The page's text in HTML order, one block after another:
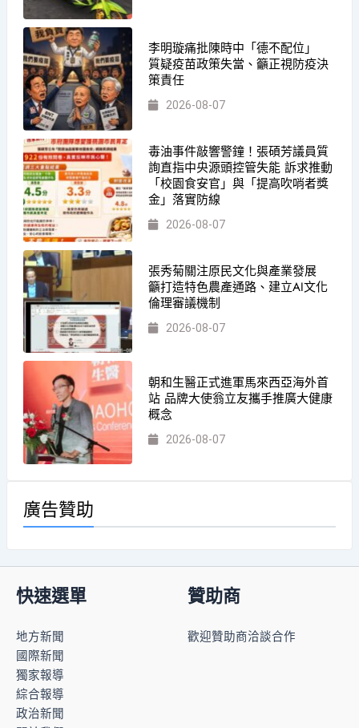
李明璇痛批陳時中「德不配位」
質疑疫苗政策失當、籲正視防疫決
策責任
2026-08-07
毒油事件敲響警鐘！張碩芳議員質
詢直指中央源頭控管失能 訴求推動
「校園食安官」與「提高吹哨者獎
金」落實防線
2026-08-07
張秀菊關注原民文化與產業發展
籲打造特色農產通路、建立AI文化
倫理審議機制
2026-08-07
朝和生醫正式進軍馬來西亞海外首
站 品牌大使翁立友攜手推廣大健康
概念
2026-08-07
廣告贊助
快速選單
地方新聞
國際新聞
獨家報導
綜合報導
政治新聞
贊助商
歡迎贊助商洽談合作